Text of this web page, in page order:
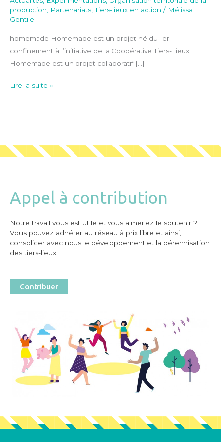
production, Partenariats,Tiers-lieux en action / Mélissa
Gentile
homemade Homemade est un projet né du 1er
confinement à l’initiative de la Coopérative Tiers-Lieux.
Homemade est un projet collaboratif […]
Lire la suite »
Appel à contribution
Notre travail vous est utile et vous aimeriez le soutenir ?
Vous pouvez adhérer au réseau à prix libre et ainsi,
consolider avec nous le développement et la pérennisation
des tiers-lieux.
Contribuer